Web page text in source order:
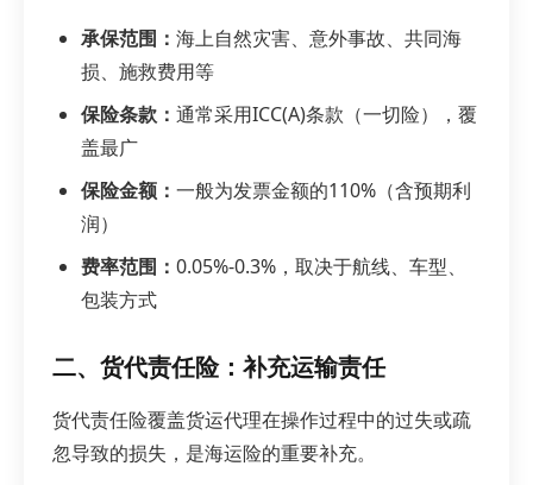
承保范围： 海上自然灾害、意外事故、共同海
损、施救费用等
保险条款： 通常采用ICC(A)条款（一切险），覆
盖最广
保险金额： 一般为发票金额的110%（含预期利
润）
费率范围： 0.05%-0.3%，取决于航线、车型、
包装方式
二、货代责任险：补充运输责任
货代责任险覆盖货运代理在操作过程中的过失或疏
忽导致的损失，是海运险的重要补充。